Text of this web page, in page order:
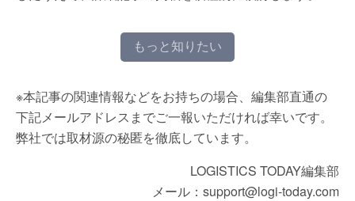
もっと知りたい
※本記事の関連情報などをお持ちの場合、編集部直通の
下記メールアドレスまでご一報いただければ幸いです。
弊社では取材源の秘匿を徹底しています。
LOGISTICS TODAY編集部
メール：support@logi-today.com